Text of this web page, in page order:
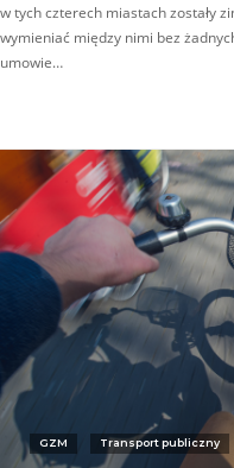
w tych czterech miastach zostały
wymieniać między nimi bez
umowie…
GZM Transport publiczny